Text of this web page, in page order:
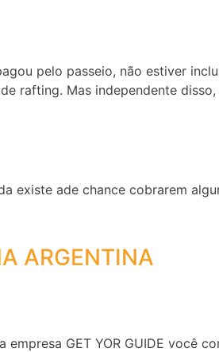
pelo passeio, não estiver
rafting. Mas independente disso,
existe ade chance cobrarem
ARGENTINA
GET YOR GUIDE você